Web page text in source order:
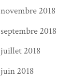
novembre 2018
septembre 2018
juillet 2018
juin 2018